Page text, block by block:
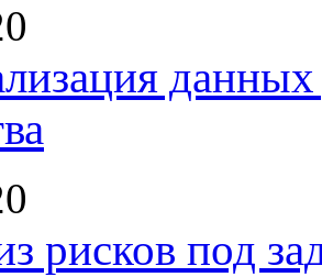
рисков под